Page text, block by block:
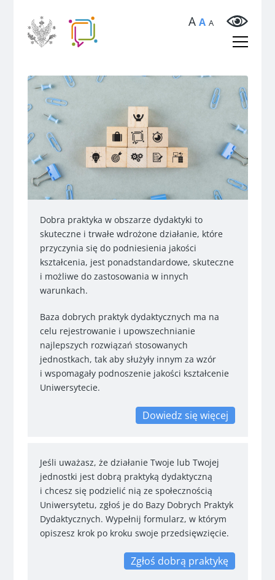
A A A
Dobra praktyka w obszarze dydaktyki to
skuteczne i trwałe wdrożone działanie, które
przyczynia się do podniesienia jakości
kształcenia, jest ponadstandardowe, skuteczne
i możliwe do zastosowania w innych
warunkach.
Baza dobrych praktyk dydaktycznych ma na
celu rejestrowanie i upowszechnianie
najlepszych rozwiązań stosowanych
jednostkach, tak aby służyły innym za wzór
i wspomagały podnoszenie jakości kształcenie
Uniwersytecie.
Dowiedz się więcej
Jeśli uważasz, że działanie Twoje lub Twojej
jednostki jest dobrą praktyką dydaktyczną
i chcesz się podzielić nią ze społecznością
Uniwersytetu, zgłoś je do Bazy Dobrych Praktyk
Dydaktycznych. Wypełnij formularz, w którym
opiszesz krok po kroku swoje przedsięwzięcie.
Zgłoś dobrą praktykę